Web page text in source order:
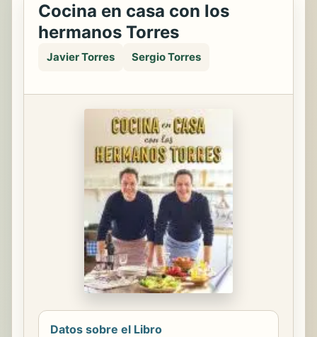
Cocina en casa con los
hermanos Torres
Javier Torres Sergio Torres
Datos sobre el Libro